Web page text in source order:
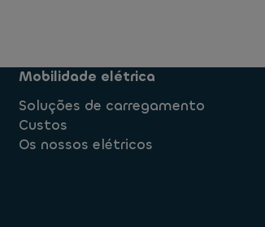
Mobilidade elétrica
Soluções de carregamento
Custos
Os nossos elétricos